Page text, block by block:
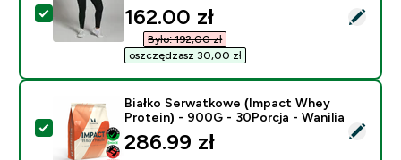
Wybierz ten produkt - Damskie legginsy z wysokim
discounted price
162.00 zł‎
Było: 192,00 zł‎
oszczędzasz 30,00 zł‎
Wybierz ten produkt - Białko Serwatkowe (Impact
Białko Serwatkowe (Impact Whey
Protein) - 900G - 30Porcja - Wanilia
286.99 zł‎